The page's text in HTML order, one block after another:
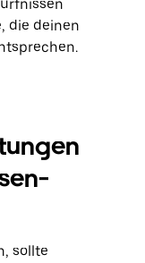
die deinen
sollte